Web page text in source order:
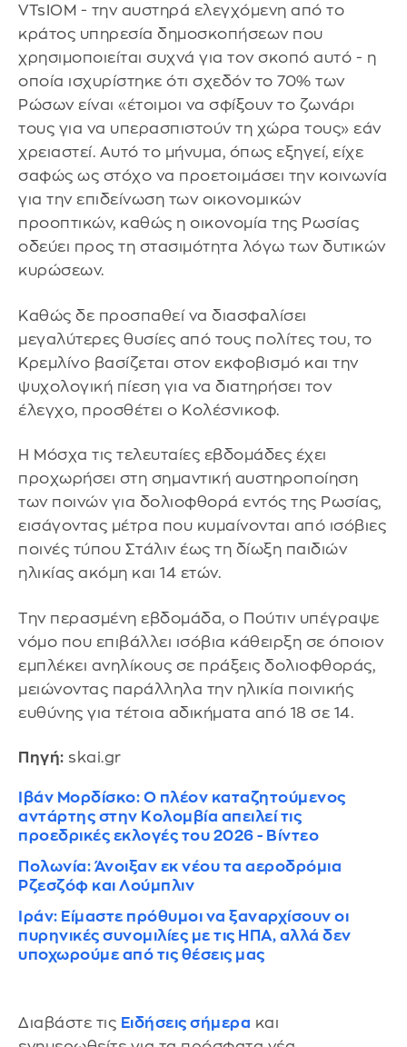
VTsIOM - την αυστηρά ελεγχόμενη από το
κράτος υπηρεσία δημοσκοπήσεων που
χρησιμοποιείται συχνά για τον σκοπό αυτό - η
οποία ισχυρίστηκε ότι σχεδόν το 70% των
Ρώσων είναι «έτοιμοι να σφίξουν το ζωνάρι
τους για να υπερασπιστούν τη χώρα τους» εάν
χρειαστεί. Αυτό το μήνυμα, όπως εξηγεί, είχε
σαφώς ως στόχο να προετοιμάσει την κοινωνία
για την επιδείνωση των οικονομικών
προοπτικών, καθώς η οικονομία της Ρωσίας
οδεύει προς τη στασιμότητα λόγω των δυτικών
κυρώσεων.
Καθώς δε προσπαθεί να διασφαλίσει
μεγαλύτερες θυσίες από τους πολίτες του, το
Κρεμλίνο βασίζεται στον εκφοβισμό και την
ψυχολογική πίεση για να διατηρήσει τον
έλεγχο, προσθέτει ο Κολέσνικοφ.
Η Μόσχα τις τελευταίες εβδομάδες έχει
προχωρήσει στη σημαντική αυστηροποίηση
των ποινών για δολιοφθορά εντός της Ρωσίας,
εισάγοντας μέτρα που κυμαίνονται από ισόβιες
ποινές τύπου Στάλιν έως τη δίωξη παιδιών
ηλικίας ακόμη και 14 ετών.
Την περασμένη εβδομάδα, ο Πούτιν υπέγραψε
νόμο που επιβάλλει ισόβια κάθειρξη σε όποιον
εμπλέκει ανηλίκους σε πράξεις δολιοφθοράς,
μειώνοντας παράλληλα την ηλικία ποινικής
ευθύνης για τέτοια αδικήματα από 18 σε 14.
Πηγή: skai.gr
Ιβάν Μορδίσκο: Ο πλέον καταζητούμενος
αντάρτης στην Κολομβία απειλεί τις
προεδρικές εκλογές του 2026 - Βίντεο
Πολωνία: Άνοιξαν εκ νέου τα αεροδρόμια
Ρζεσζόφ και Λούμπλιν
Ιράν: Είμαστε πρόθυμοι να ξαναρχίσουν οι
πυρηνικές συνομιλίες με τις ΗΠΑ, αλλά δεν
υποχωρούμε από τις θέσεις μας
Διαβάστε τις Ειδήσεις σήμερα και